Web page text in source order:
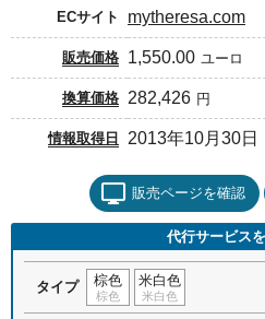
ECサイト mytheresa.com
販売価格 1,550.00 ユーロ
換算価格 282,426 円
情報取得日 2013年10月30日
販売ページを確認
代行サービス
タイプ 棕色
棕色
米白色
米白色